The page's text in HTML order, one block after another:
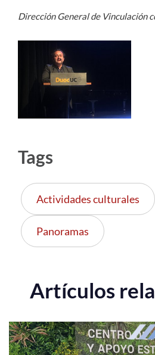
Dirección General de Vinculación
Tags
Actividades culturales
Panoramas
Artículos